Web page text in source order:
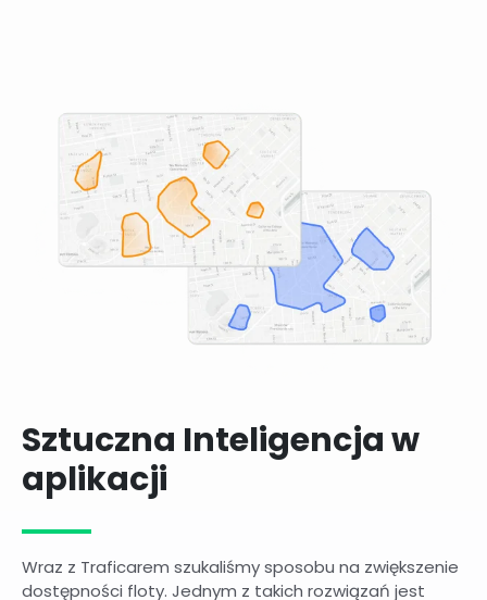
Sztuczna Inteligencja w
aplikacji
Wraz z Traficarem szukaliśmy sposobu na zwiększenie
dostępności floty. Jednym z takich rozwiązań jest